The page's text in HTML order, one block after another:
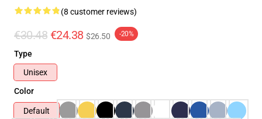
(8 customer reviews)
€30.48 €24.38 $26.50 -20%
Type
Unisex
Color
Default